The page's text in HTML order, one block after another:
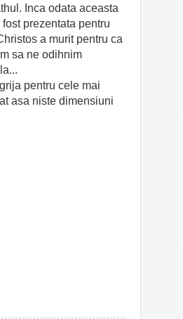
Inca odata aceasta
prezentata pentru
a murit pentru ca
sa ne odihnim
pentru cele mai
asa niste dimensiuni